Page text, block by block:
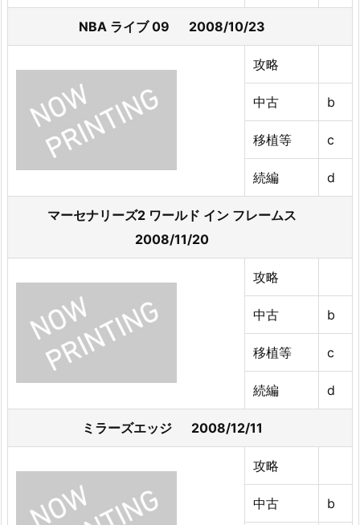
NBA ライブ 09 2008/10/23
攻略
中古 b
移植等 c
続編 d
マーセナリーズ2 ワールド イン フレームス
2008/11/20
攻略
中古 b
移植等 c
続編 d
ミラーズエッジ 2008/12/11
攻略
中古 b